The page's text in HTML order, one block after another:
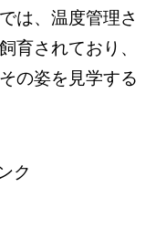
は、温度管理さ
育されており、
の姿を見学する
ク